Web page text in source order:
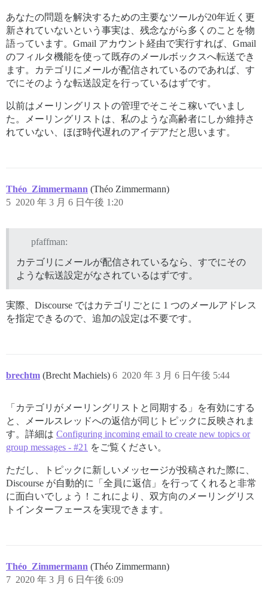
あなたの問題を解決するための主要なツールが20年近く更
新されていないという事実は、残念ながら多くのことを物
語っています。Gmail アカウント経由で実行すれば、Gmail
のフィルタ機能を使って既存のメールボックスへ転送でき
ます。カテゴリにメールが配信されているのであれば、す
でにそのような転送設定を行っているはずです。
以前はメーリングリストの管理でそこそこ稼いでいまし
た。メーリングリストは、私のような高齢者にしか維持さ
れていない、ほぼ時代遅れのアイデアだと思います。
Théo_Zimmermann (Théo Zimmermann)
2020 年 3 月 6 日午後 1:20
5
pfaffman:
カテゴリにメールが配信されているなら、すでにその
ような転送設定がなされているはずです。
実際、Discourse ではカテゴリごとに 1 つのメールアドレス
を指定できるので、追加の設定は不要です。
brechtm (Brecht Machiels) 2020 年 3 月 6 日午後 5:44
6
「カテゴリがメーリングリストと同期する」を有効にする
と、メールスレッドへの返信が同じトピックに反映されま
す。詳細は Configuring incoming email to create new topics or
group messages - #21 をご覧ください。
ただし、トピックに新しいメッセージが投稿された際に、
Discourse が自動的に「全員に返信」を行ってくれると非常
に面白いでしょう！これにより、双方向のメーリングリス
トインターフェースを実現できます。
Théo_Zimmermann (Théo Zimmermann)
2020 年 3 月 6 日午後 6:09
7